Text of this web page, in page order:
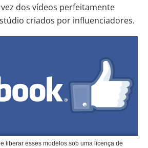
dos vídeos perfeitamente
criados por influenciadores.
liberar esses modelos sob uma licença de